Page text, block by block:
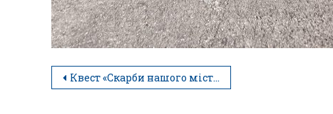
Квест «Скарби нашого міста»